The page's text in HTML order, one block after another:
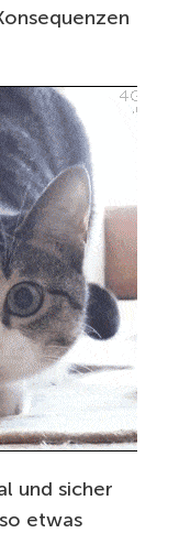
und sicher
etwas